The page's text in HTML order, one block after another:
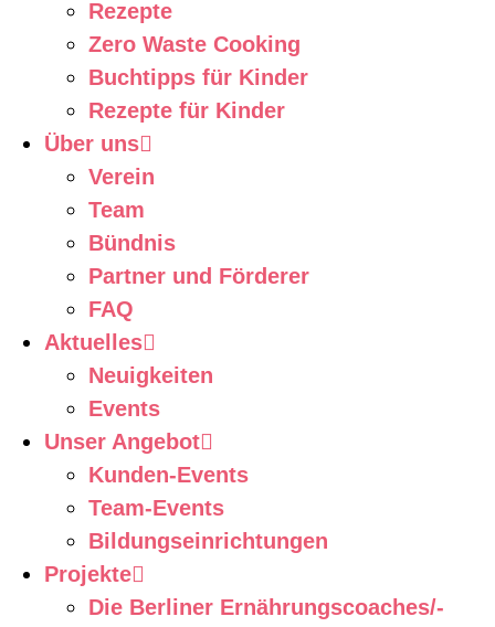
Rezepte
Zero Waste Cooking
Buchtipps für Kinder
Rezepte für Kinder
Über uns
Verein
Team
Bündnis
Partner und Förderer
FAQ
Aktuelles
Neuigkeiten
Events
Unser Angebot
Kunden-Events
Team-Events
Bildungseinrichtungen
Projekte
Die Berliner Ernährungscoaches/-